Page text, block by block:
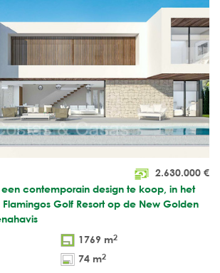
2.630.000 €
een contemporain design te koop, in het
Golf Resort op de New Golden
1769 m2
74 m2